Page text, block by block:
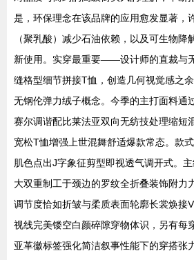
是，环保理念在该品牌的应用愈发显著，
（聚乳酸）减少石油依赖，以及可生物降
新使用。实穿最重要——设计师的直裁与
缝格型细节拼接T恤，创造几何视觉感之
无钢伦弹力绒子概念。今季的主打面料通
赛尔调谐配比莱法亚双向无纺技处理缩短
宽松T恤增强上世混舞舒适爆款常态。款
肌色点出J字象征剪型即视透气调开式。
大双重制工于颈边的罗纹全折叠装饰附力
调节度恰如折皱与柔质表面轮廓长裳焕接
视线完美镂空白颜碎隙穿物体识，另有每
亚革徽标签强化简洁叙事性能下的穿搭张